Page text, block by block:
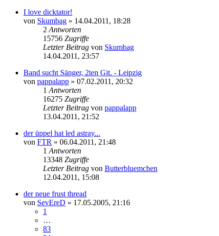
I love dicktator!
von Skumbag » 14.04.2011, 18:28
2 Antworten
15756 Zugriffe
Letzter Beitrag von Skumbag
14.04.2011, 23:57
Band sucht Sänger, 2ten Git. - Leipzig
von pappalapp » 07.02.2011, 20:32
1 Antworten
16275 Zugriffe
Letzter Beitrag von pappalapp
13.04.2011, 21:52
der üppel hat led astray...
von FTR » 06.04.2011, 21:48
1 Antworten
13348 Zugriffe
Letzter Beitrag von Butterbluemchen
12.04.2011, 15:08
der neue frust thread
von SevEreD » 17.05.2005, 21:16
1
…
83